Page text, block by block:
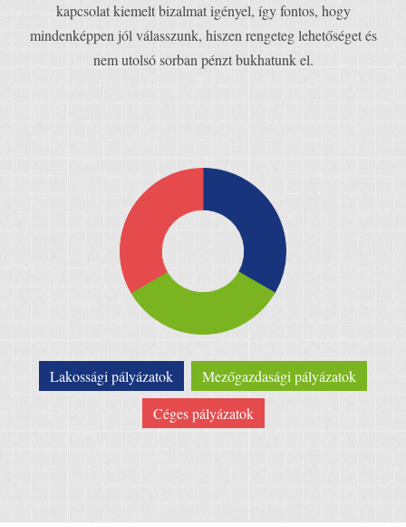
kapcsolat kiemelt bizalmat igényel, így fontos, hogy
mindenképpen jól válasszunk, hiszen rengeteg lehetőséget és
nem utolsó sorban pénzt bukhatunk el.
Lakossági pályázatok
Mezőgazdasági pályázatok
Céges pályázatok